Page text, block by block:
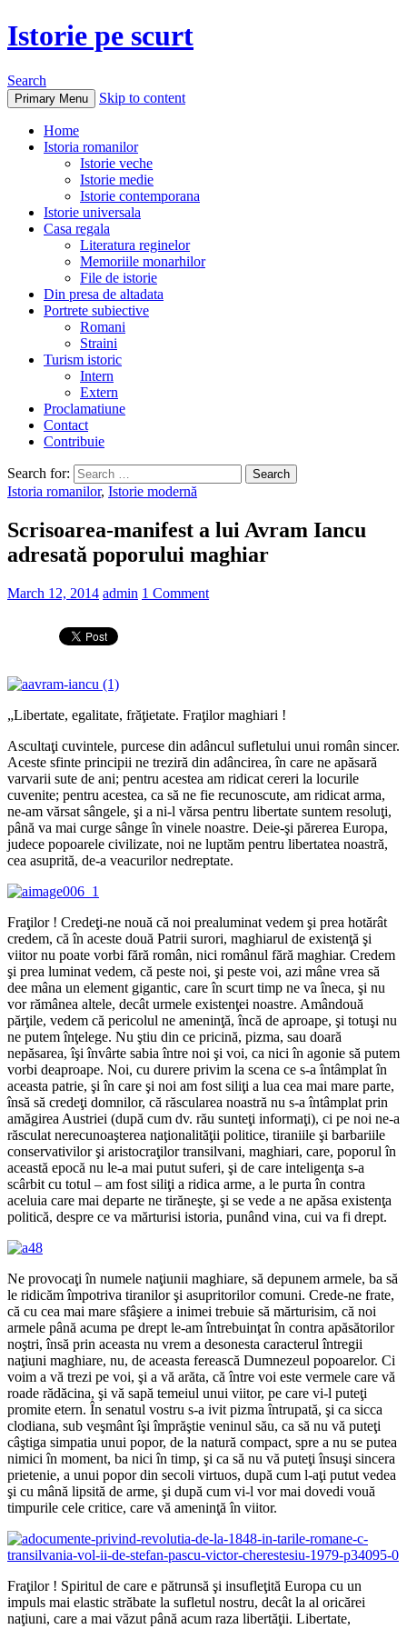
Istorie pe scurt
Search
Primary Menu Skip to content
Home
Istoria romanilor
Istorie veche
Istorie medie
Istorie contemporana
Istorie universala
Casa regala
Literatura reginelor
Memoriile monarhilor
File de istorie
Din presa de altadata
Portrete subiective
Romani
Straini
Turism istoric
Intern
Extern
Proclamatiune
Contact
Contribuie
Search for:
Istoria romanilor, Istorie modernă
Scrisoarea-manifest a lui Avram Iancu
adresată poporului maghiar
March 12, 2014 admin 1 Comment
„Libertate, egalitate, frăţietate. Fraţilor maghiari !
Ascultaţi cuvintele, purcese din adâncul sufletului unui român sincer.
Aceste sfinte principii ne treziră din adâncirea, în care ne apăsară
varvarii sute de ani; pentru acestea am ridicat cereri la locurile
cuvenite; pentru acestea, ca să ne fie recunoscute, am ridicat arma,
ne-am vărsat sângele, şi a ni-l vărsa pentru libertate suntem resoluţi,
până va mai curge sânge în vinele noastre. Deie-şi părerea Europa,
judece popoarele civilizate, noi ne luptăm pentru libertatea noastră,
cea asuprită, de-a veacurilor nedreptate.
Fraţilor ! Credeţi-ne nouă că noi prealuminat vedem şi prea hotărât
credem, că în aceste două Patrii surori, maghiarul de existenţă şi
viitor nu poate vorbi fără român, nici românul fără maghiar. Credem
şi prea luminat vedem, că peste noi, şi peste voi, azi mâne vrea să
dee mâna un element gigantic, care în scurt timp ne va îneca, şi nu
vor rămânea altele, decât urmele existenţei noastre. Amândouă
părţile, vedem că pericolul ne ameninţă, încă de aproape, şi totuşi nu
ne putem înţelege. Nu ştiu din ce pricină, pizma, sau doară
nepăsarea, îşi învârte sabia între noi şi voi, ca nici în agonie să putem
vorbi deaproape. Noi, cu durere privim la scena ce s-a întâmplat în
aceasta patrie, şi în care şi noi am fost siliţi a lua cea mai mare parte,
însă să credeţi domnilor, că răscularea noastră nu s-a întâmplat prin
amăgirea Austriei (după cum dv. rău sunteţi informaţi), ci pe noi ne-a
răsculat nerecunoaşterea naţionalităţii politice, tiraniile şi barbariile
conservativilor şi aristocraţilor transilvani, maghiari, care, poporul în
această epocă nu le-a mai putut suferi, şi de care inteligenţa s-a
scârbit cu totul – am fost siliţi a ridica arme, a le purta în contra
aceluia care mai departe ne tirăneşte, şi se vede a ne apăsa existenţa
politică, despre ce va mărturisi istoria, punând vina, cui va fi drept.
Ne provocaţi în numele naţiunii maghiare, să depunem armele, ba să
le ridicăm împotriva tiranilor şi asupritorilor comuni. Crede-ne frate,
că cu cea mai mare sfâşiere a inimei trebuie să mărturisim, că noi
armele până acuma pe drept le-am întrebuinţat în contra apăsătorilor
noştri, însă prin aceasta nu vrem a desonesta caracterul întregii
naţiuni maghiare, nu, de aceasta ferească Dumnezeul popoarelor. Ci
voim a vă trezi pe voi, şi a vă arăta, că între voi este vermele care vă
roade rădăcina, şi vă sapă temeiul unui viitor, pe care vi-l puteţi
promite etern. În senatul vostru s-a ivit pizma întrupată, şi ca sicca
clodiana, sub veşmânt îşi împrăştie veninul său, ca să nu vă puteţi
câştiga simpatia unui popor, de la natură compact, spre a nu se putea
nimici în moment, ba nici în timp, şi ca să nu vă puteţi însuşi sincera
prietenie, a unui popor din secoli virtuos, după cum l-aţi putut vedea
şi cu mână lipsită de arme, şi după cum vi-l vor mai dovedi vouă
timpurile cele critice, care vă ameninţă în viitor.
Fraţilor ! Spiritul de care e pătrunsă şi insufleţită Europa cu un
impuls mai elastic străbate la sufletul nostru, decât la al oricărei
naţiuni, care a mai văzut până acum raza libertăţii. Libertate,